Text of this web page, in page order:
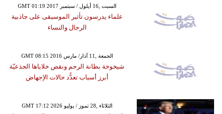
GMT 01:19 2017 السبت ,16 أيلول / سبتمبر
علماء يدرسون تأثير الموسيقى على جاذبية
الرجال والنساء
GMT 08:15 2016 الجمعة ,11 آذار/ مارس
شيخوخة بطانة الرحم ونقص خلاياها الجذعيّة
أبرز أسباب تعدُّد حالات الإجهاض
GMT 17:12 2026 الثلاثاء ,28 تموز / يوليو